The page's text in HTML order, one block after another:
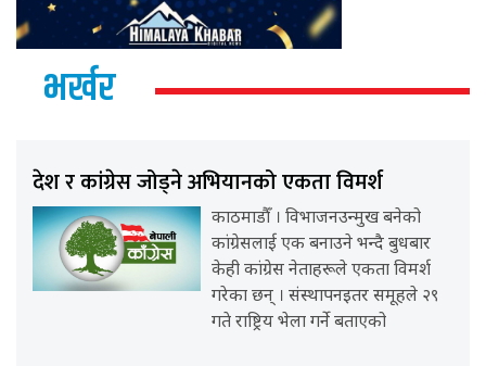
भर्खर
देश र कांग्रेस जोड्ने अभियानको एकता विमर्श
काठमाडौँ । विभाजनउन्मुख बनेको
कांग्रेसलाई एक बनाउने भन्दै बुधबार
केही कांग्रेस नेताहरूले एकता विमर्श
गरेका छन् । संस्थापनइतर समूहले २९
गते राष्ट्रिय भेला गर्ने बताएको